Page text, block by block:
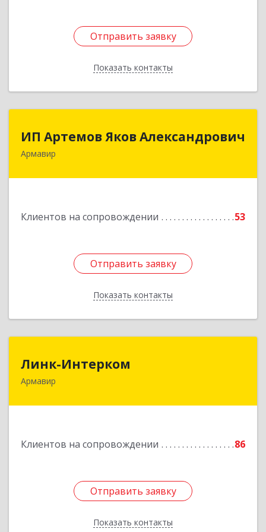
Отправить заявку
Показать контакты
Отправить заявку
Назад
ИП Артемов Яков Александрович
Армавир
Клиентов на сопровождении 53
Отправить заявку
Показать контакты
Отправить заявку
Назад
Линк-Интерком
Армавир
Клиентов на сопровождении 86
Отправить заявку
Показать контакты
Подробнее
Отправить заявку
Назад